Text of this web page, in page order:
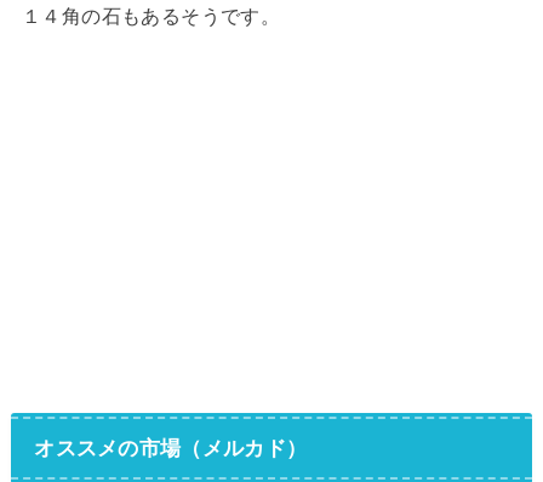
１４角の石もあるそうです。
オススメの市場（メルカド）